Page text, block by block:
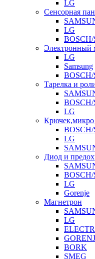
LG
Сенсорная
LG
Электронный
LG
Samsung
Тарелка и
LG
Крючек,микро
LG
Диод и
LG
Gorenje
Магнетрон
LG
BORK
SMEG